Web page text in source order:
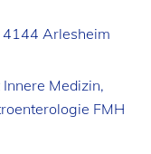
4144 Arlesheim
Medizin,
FMH